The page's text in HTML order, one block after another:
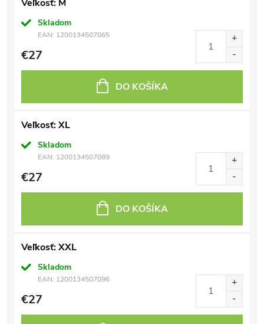
Veľkosť: M
Skladom
EAN: 1200134507065
€27
DO KOŠÍKA
Veľkosť: XL
Skladom
EAN: 1200134507089
€27
DO KOŠÍKA
Veľkosť: XXL
Skladom
EAN: 1200134507096
€27